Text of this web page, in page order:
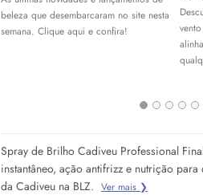
beleza que desembarcaram no site nesta
semana. Clique aqui e confira!
Spray de Brilho Cadiveu Professional
instantâneo, ação antifrizz e nutrição
da Cadiveu na BLZ. Ver mais ❯